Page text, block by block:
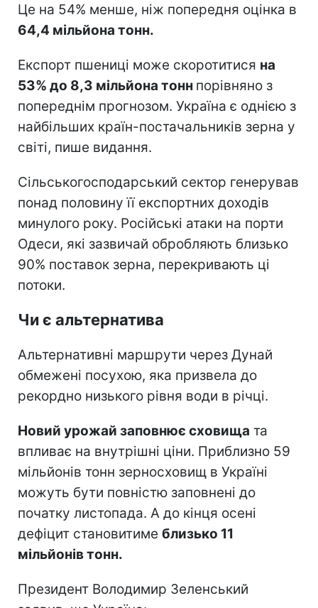
Це на 54% менше, ніж попередня оцінка в
64,4 мільйона тонн.
Експорт пшениці може скоротитися на
53% до 8,3 мільйона тонн порівняно з
попереднім прогнозом. Україна є однією з
найбільших країн-постачальників зерна у
світі, пише видання.
Сільськогосподарський сектор генерував
понад половину її експортних доходів
минулого року. Російські атаки на порти
Одеси, які зазвичай обробляють близько
90% поставок зерна, перекривають ці
потоки.
Чи є альтернатива
Альтернативні маршрути через Дунай
обмежені посухою, яка призвела до
рекордно низького рівня води в річці.
Новий урожай заповнює сховища та
впливає на внутрішні ціни. Приблизно 59
мільйонів тонн зерносховищ в Україні
можуть бути повністю заповнені до
початку листопада. А до кінця осені
дефіцит становитиме близько 11
мільйонів тонн.
Президент Володимир Зеленський